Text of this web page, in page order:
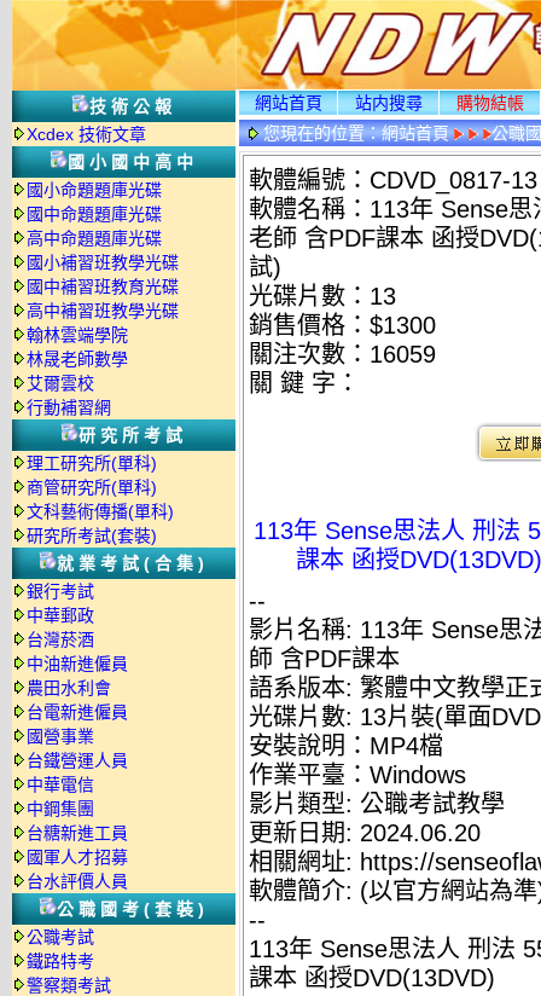
技術公報
Xcdex 技術文章
國小國中高中
國小命題題庫光碟
國中命題題庫光碟
高中命題題庫光碟
國小補習班教學光碟
國中補習班教育光碟
高中補習班教學光碟
翰林雲端學院
林晟老師數學
艾爾雲校
行動補習網
研究所考試
理工研究所(單科)
商管研究所(單科)
文科藝術傳播(單科)
研究所考試(套裝)
就業考試(合集)
銀行考試
中華郵政
台灣菸酒
中油新進僱員
農田水利會
台電新進僱員
國營事業
台鐵營運人員
中華電信
中鋼集團
台糖新進工員
國軍人才招募
台水評價人員
公職國考(套裝)
公職考試
鐵路特考
警察類考試
網站首頁 站内搜尋
購物結帳
您現在的位置：網站首頁
公職
情
軟體編號：CDVD_0817-13
軟體名稱：113年 Sense
老師 含PDF課本 函授
試)
光碟片數：13
銷售價格：$1300
關注次數： 16059
關 鍵 字：
113年 Sense思法人 刑法
課本 函授
--
影片名稱: 113年 Sense思
師 含PDF課本
語系版本: 繁體中文教學正
光碟片數: 13片裝(單面
安裝說明：MP4檔
作業平臺：Windows
影片類型: 公職考試教學
更新日期: 2024.06.20
相關網址: https://
軟體簡介: (以官方網站為
--
113年 Sense思法人 刑法
課本 函授DVD(13DVD)